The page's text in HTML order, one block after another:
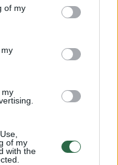
of my
my
of my
with the
priežiūros
vizitų pas
tarp sporto ir